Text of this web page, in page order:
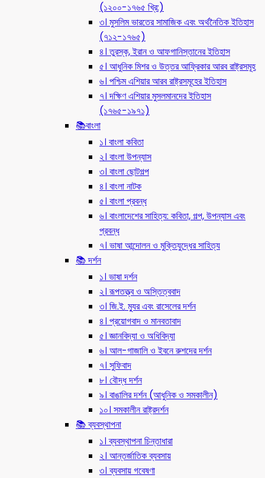
(১২০০-১৭৬৫ খ্রি:)
৩। মুসলিম ভারতের সামাজিক এবং অর্থনৈতিক ইতিহাস
(৭১২-১৭৬৫)
৪। তুরস্ক, ইরান ও আফগানিস্তানের ইতিহাস
৫। আধুনিক মিশর ও উত্তর আফ্রিকার আরব রাষ্ট্রসমূহ
৬। পশ্চিম এশিয়ার আরব রাষ্ট্রসমূহের ইতিহাস
৭। দক্ষিণ এশিয়ার মুসলমানদের ইতিহাস
(১৭৬৫-১৯৭১)
📚বাংলা
১। বাংলা কবিতা
২। বাংলা উপন্যাস
৩। বাংলা ছোটগল্প
৪। বাংলা নাটক
৫। বাংলা প্রবন্ধ
৬। বাংলাদেশের সাহিত্য: কবিতা, গল্প, উপন্যাস এবং
প্রবন্ধ
৭। ভাষা আন্দোলন ও মুক্তিযুদ্ধের সাহিত্য
📚 দর্শন
১। ভাষা দর্শন
২। রূপতত্ত্ব ও অস্তিত্ববাদ
৩। জি.ই. ম্যুর এবং রাসেলের দর্শন
৪। প্রয়োগবাদ ও মানবতাবাদ
৫। জ্ঞানবিদ্যা ও অধিবিদ্যা
৬। আল-গাজালি ও ইবনে রুশদের দর্শন
৭। সুফিবাদ
৮। বৌদ্ধ দর্শন
৯। বাঙালির দর্শন (আধুনিক ও সমকালীন)
১০। সমকালীন রাষ্ট্রদর্শন
📚 ব্যবস্থাপনা
১। ব্যবস্থাপনা চিন্তাধারা
২। আন্তর্জাতিক ব্যবসায়
৩। ব্যবসায় গবেষণা